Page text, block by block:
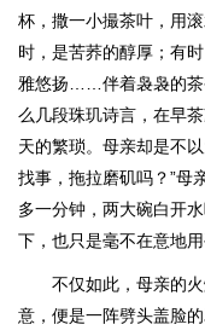
杯，撒一小撮茶叶，用
时，是苦荞的醇厚；有
雅悠扬……伴着袅袅的茶
么几段珠玑诗言，在早
天的繁琐。母亲却是不
找事，拖拉磨矶吗？”母
多一分钟，两大碗白开
下，也只是毫不在意地
不仅如此，母亲的
意，便是一阵劈头盖脸